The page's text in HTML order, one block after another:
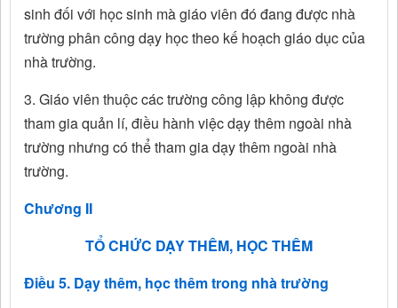
sinh đối với học sinh mà giáo viên đó đang được nhà
trường phân công dạy học theo kế hoạch giáo dục của
nhà trường.
3. Giáo viên thuộc các trường công lập không được
tham gia quản lí, điều hành việc dạy thêm ngoài nhà
trường nhưng có thể tham gia dạy thêm ngoài nhà
trường.
Chương II
TỔ CHỨC DẠY THÊM, HỌC THÊM
Điều 5. Dạy thêm, học thêm trong nhà trường